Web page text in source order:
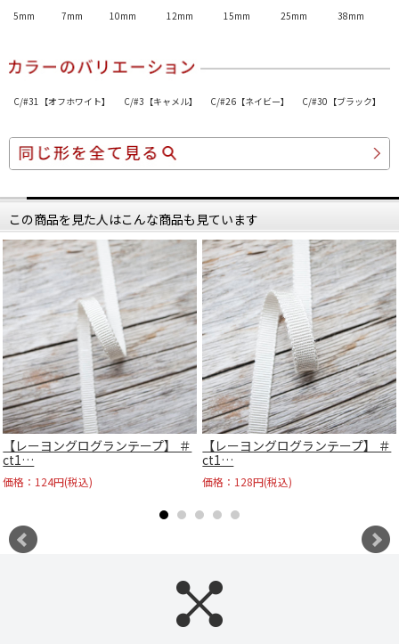
5mm 7mm 10mm 12mm 15mm 25mm 38mm
C/#31【オフホワイト】 C/#3【キャメル】 C/#26【ネイビー】 C/#30【ブラック】
この商品を見た人はこんな商品も見ています
【レーヨングログランテープ】 ＃
ct1…
価格：124円(税込)
【レーヨングログランテープ】 ＃
ct1…
価格：128円(税込)